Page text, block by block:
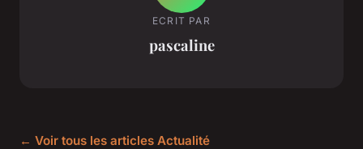
ECRIT PAR
pascaline
← Voir tous les articles Actualité